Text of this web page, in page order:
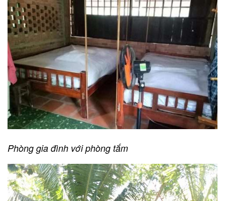
Phòng gia đình với phòng tắm